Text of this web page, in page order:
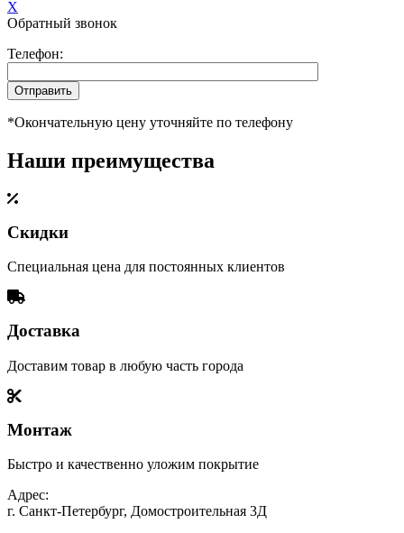
X
Обратный звонок
Телефон:
*Окончательную цену уточняйте по телефону
Наши преимущества
Скидки
Специальная цена для постоянных клиентов
Доставка
Доставим товар в любую часть города
Монтаж
Быстро и качественно уложим покрытие
Адрес:
г. Санкт-Петербург, Домостроительная 3Д